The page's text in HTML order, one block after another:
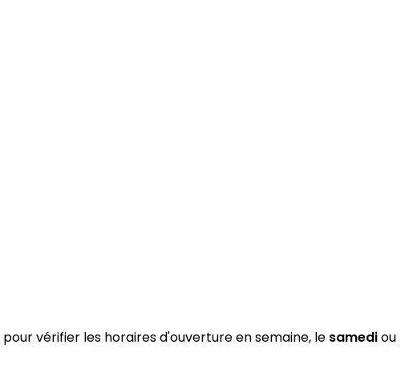
pour vérifier les horaires d'ouverture en semaine, le samediou